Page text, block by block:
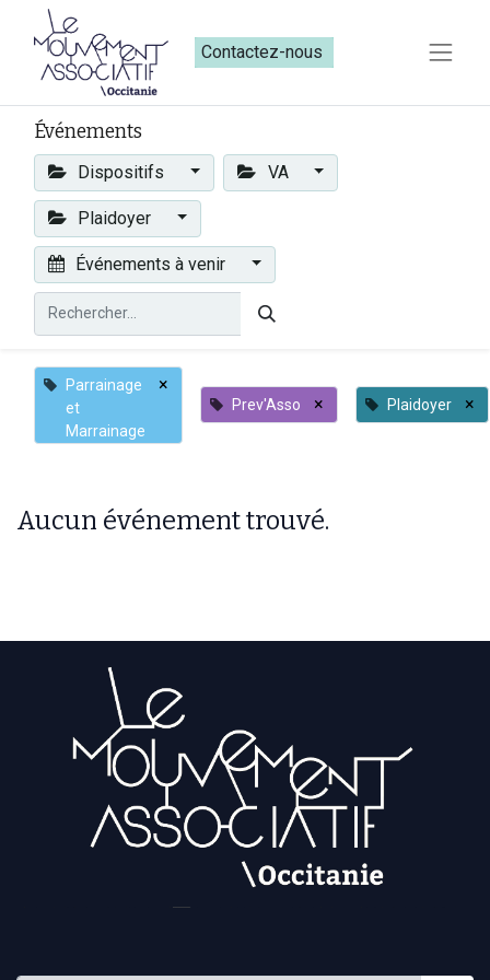
Contactez-nous​​
Événements
Dispositifs VA
Plaidoyer
Événements à venir
Parrainage
et
Marrainage
×
Prev'Asso × Plaidoyer ×
Aucun événement trouvé.